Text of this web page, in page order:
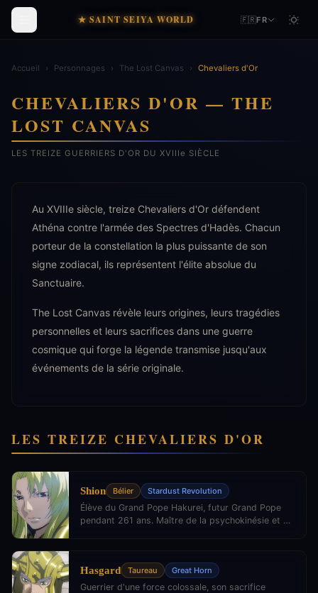
★ SAINT SEIYA WORLD 🇫🇷FR
Accueil › Personnages › The Lost Canvas › Chevaliers d'Or
CHEVALIERS D'OR — THE
LOST CANVAS
LES TREIZE GUERRIERS D'OR DU XVIIIe SIÈCLE
Au XVIIIe siècle, treize Chevaliers d'Or défendent
Athéna contre l'armée des Spectres d'Hadès. Chacun
porteur de la constellation la plus puissante de son
signe zodiacal, ils représentent l'élite absolue du
Sanctuaire.
The Lost Canvas révèle leurs origines, leurs tragédies
personnelles et leurs sacrifices dans une guerre
cosmique qui forge la légende transmise jusqu'aux
événements de la série originale.
LES TREIZE CHEVALIERS D'OR
Shion Bélier Stardust Revolution
Élève du Grand Pope Hakurei, futur Grand Pope
pendant 261 ans. Maître de la psychokinésie et de
Hasgard Taureau Great Horn
Guerrier d'une force colossale, son sacrifice